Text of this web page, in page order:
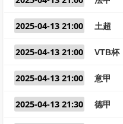
2025-04-13 21:00 土超
2025-04-13 21:00 VTB杯
2025-04-13 21:00 意甲
2025-04-13 21:30 德甲